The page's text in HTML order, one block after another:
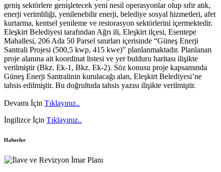
geniş sektörlere genişletecek yeni nesil operasyonlar olup sıfır atık,
enerji verimliliği, yenilenebilir enerji, belediye sosyal hizmetleri, afet
kurtarma, kentsel yenileme ve restorasyon sektörlerini içermektedir.
Eleşkirt Belediyesi tarafından Ağrı ili, Eleşkirt ilçesi, Esentepe
Mahallesi, 206 Ada 50 Parsel sınırları içerisinde “Güneş Enerji
Santrali Projesi (500,5 kwp, 415 kwe)” planlanmaktadır. Planlanan
proje alanına ait koordinat listesi ve yer bulduru haritası ilişikte
verilmiştir (Bkz. Ek-1, Bkz. Ek-2). Söz konusu proje kapsamında
Güneş Enerji Santralinin kurulacağı alan, Eleşkirt Belediyesi’ne
tahsis edilmiştir. Bu doğrultuda tahsis yazısı ilişikte verilmiştir.
Devamı İçin Tıklayınız..
İngilizce İçin Tıklayınız..
Haberler